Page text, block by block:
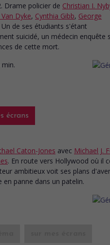
Drame policier de Christian I.
Dyke, Cynthia Gibb, George
Un de ses étudiants s'étant
suicidé, un médecin enquête
de cette mort.
min.
écrans
Caton-Jones avec Michael J.
. En route vers Hollywood où il
ambitieux voit ses plans
panne dans un patelin.